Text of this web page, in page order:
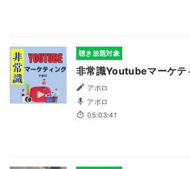
聴き放題対象
非常識Youtubeマーケテ
アポロ
アポロ
05:03:41